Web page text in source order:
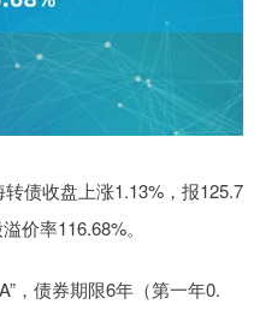
债收盘上涨1.13%，报125.7
价率116.68%。
，债券期限6年（第一年0.